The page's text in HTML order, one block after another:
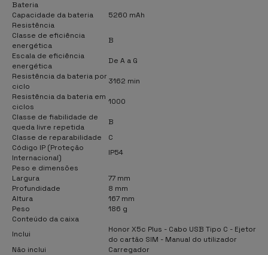
Bateria
Capacidade da bateria
5260 mAh
Resistência
Classe de eficiência
energética
B
Escala de eficiência
energética
De A a G
Resistência da bateria por
ciclo
3162 min
Resistência da bateria em
ciclos
1000
Classe de fiabilidade de
queda livre repetida
B
Classe de reparabilidade
C
Código IP (Proteção
Internacional)
IP54
Peso e dimensões
Largura
77 mm
Profundidade
8 mm
Altura
167 mm
Peso
186 g
Conteúdo da caixa
Inclui
Honor X5c Plus - Cabo USB Tipo C - Ejetor
do cartão SIM - Manual do utilizador
Não inclui
Carregador